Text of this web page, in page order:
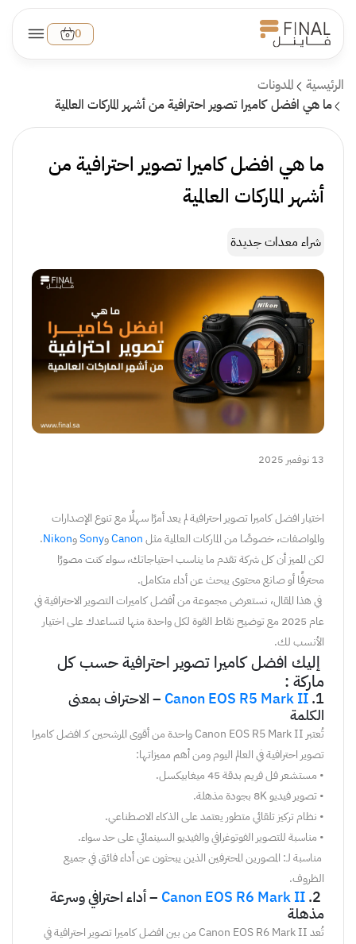
0
الرئيسية
المدونات
ما هي افضل كاميرا تصوير احترافية من أشهر الماركات العالمية
ما هي افضل كاميرا تصوير احترافية من
أشهر الماركات العالمية
شراء معدات جديدة
13 نوفمبر 2025
اختيار افضلكاميراتصوير احترافيةلم يعدأمرًاسهلًامعتنوعالإصدارات
والمواصفات،خصوصًا منالماركاتالعالميةمثلCanonوSonyوNikon
.
لكنالمميزأنكلشركةتقدم ما يناسباحتياجاتك،سواءكنتمصورًا
محترفًاأوصانعمحتوىيبحثعنأداءمتكامل.
فيهذا المقال، نستعرضمجموعةمنأفضلكاميراتالتصوير الاحترافيةفي
عام 2025 معتوضيحنقاطالقوةلكلواحدةمنها لتساعدكعلىاختيار
الأنسبلك.
إليك افضل كاميرا تصوير احترافيةحسب كل
ماركة :
1
.
Canon EOS R5 Mark II
–الاحترافبمعنى
الكلمة
تُعتبر Canon EOS R5 Mark IIواحدةمنأقوىالمرشحينكـ افضلكاميرا
تصوير احترافيةفيالعالم اليومومن أهم مميزاتها:
• مستشعر فلفريم بدقة45ميغابيكسل.
•تصوير فيديو8K بجودةمذهلة.
• نظامتركيزتلقائيمتطور يعتمدعلىالذكاءالاصطناعي.
• مناسبةللتصوير الفوتوغرافيوالفيديوالسينمائيعلىحدسواء.
مناسبةلـ: المصورينالمحترفينالذينيبحثونعنأداءفائقفيجميع
الظروف.
2
.
Canon EOS R6 Mark II
–أداءاحترافيوسرعة
مذهلة
تُعدCanon EOS R6 Mark II منبينافضلكاميراتصوير احترافيةفي